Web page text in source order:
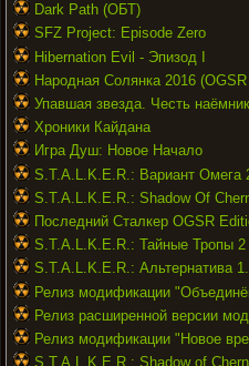
Dark Path (ОБТ)
SFZ Project: Episode Zero
Hibernation Evil - Эпизод I
Народная Солянка 2016
Упавшая звезда. Честь
Хроники Кайдана
Игра Душ: Новое Начало
S.T.A.L.K.E.R.: Вариант Омега
S.T.A.L.K.E.R.: Shadow Of
Последний Сталкер OGSR
S.T.A.L.K.E.R.: Тайные Тропы 2
S.T.A.L.K.E.R.: Альтернатива
Релиз модификации
Релиз расширенной версии
Релиз модификации "Новое
S.T.A.L.K.E.R.: Shadow of